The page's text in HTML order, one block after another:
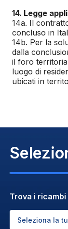
14. Legge
14a. Il
concluso in
14b. Per la
dalla
il foro
luogo di
ubicati in
Trova i
Seleziona la